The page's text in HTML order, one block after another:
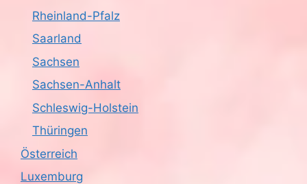
Rheinland-Pfalz
Saarland
Sachsen
Sachsen-Anhalt
Schleswig-Holstein
Thüringen
Österreich
Luxemburg